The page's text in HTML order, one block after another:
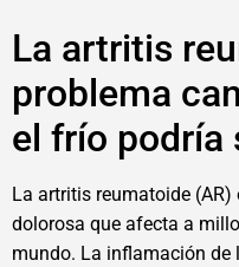
La artritis
problema
el frío podría
La artritis reumatoide
dolorosa que afecta a
mundo. La inflamación de